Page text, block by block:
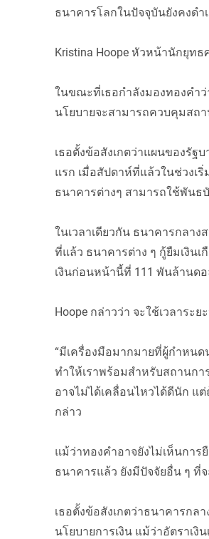
ธนาคารโลกในปัจจุบันยังคงดำ
Kristina Hoope หัวหน้านักยุท
ในขณะที่เธอกำลังมองทองคำ
นโยบายจะสามารถควบคุมสถ
เธอตั้งข้อสังเกตว่าแผนของรัฐ
แรก เมื่อสัปดาห์ที่แล้วในช่วงเ
ธนาคารต่างๆ สามารถใช้พันธ
ในเวลาเดียวกัน ธนาคารกลา
ที่แล้ว ธนาคารต่าง ๆ กู้ยืมเงิน
เงินก่อนหน้านี้ที่ 111 พันล้านด
Hoope กล่าวว่า จะใช้เวลาร
“มีเครื่องมือมากมายที่ผู้กำหน
ทำให้เราพร้อมสำหรับสถานก
อาจไม่ได้เคลื่อนไหวได้ดีนัก แ
กล่าว
แม้ว่าทองคำอาจยังไม่เห็นการ
ธนาคารแล้ว ยังมีปัจจัยอื่น ๆ ที่
เธอตั้งข้อสังเกตว่าธนาคารก
นโยบายการเงิน แม้ว่าอัตราเงิ